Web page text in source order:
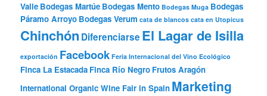
Valle Bodegas Martúe Bodegas Mento Bodegas Muga Bodegas
Páramo Arroyo Bodegas Verum cata de blancos cata en Utopicus
Chinchón Diferenciarse El Lagar de Isilla
exportación Facebook Feria Internacional del Vino Ecológico
Finca La Estacada Finca Río Negro Frutos Aragón
International Organic Wine Fair in Spain Marketing